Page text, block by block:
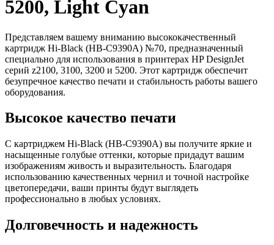
5200, Light Cyan
Представляем вашему вниманию высококачественный
картридж Hi-Black (HB-C9390A) №70, предназначенный
специально для использования в принтерах HP DesignJet
серий z2100, 3100, 3200 и 5200. Этот картридж обеспечит
безупречное качество печати и стабильность работы вашего
оборудования.
Высокое качество печати
С картриджем Hi-Black (HB-C9390A) вы получите яркие и
насыщенные голубые оттенки, которые придадут вашим
изображениям живость и выразительность. Благодаря
использованию качественных чернил и точной настройке
цветопередачи, ваши принты будут выглядеть
профессионально в любых условиях.
Долговечность и надежность